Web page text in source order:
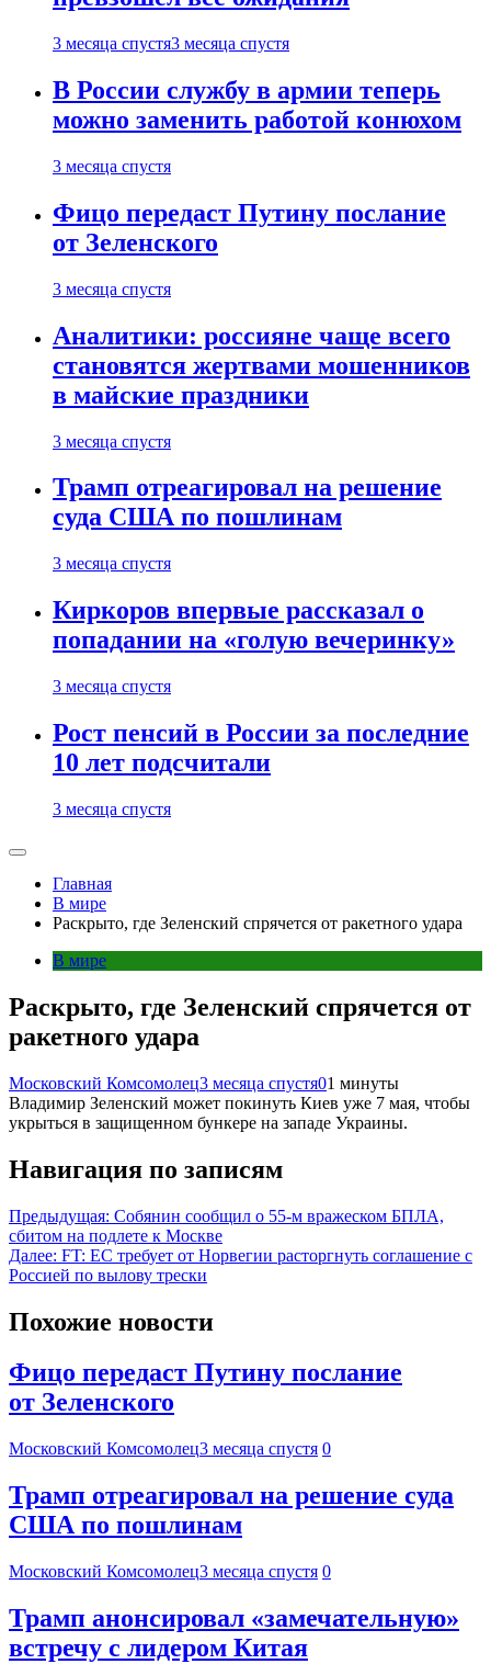
3 месяца спустя3 месяца спустя
В России службу в армии теперь
можно заменить работой конюхом
3 месяца спустя
Фицо передаст Путину послание
от Зеленского
3 месяца спустя
Аналитики: россияне чаще всего
становятся жертвами мошенников
в майские праздники
3 месяца спустя
Трамп отреагировал на решение
суда США по пошлинам
3 месяца спустя
Киркоров впервые рассказал о
попадании на «голую вечеринку»
3 месяца спустя
Рост пенсий в России за последние
10 лет подсчитали
3 месяца спустя
Главная
В мире
Раскрыто, где Зеленский спрячется от ракетного удара
В мире
Раскрыто, где Зеленский спрячется от
ракетного удара
Московский Комсомолец3 месяца спустя01 минуты
Владимир Зеленский может покинуть Киев уже 7 мая, чтобы
укрыться в защищенном бункере на западе Украины.
Навигация по записям
Предыдущая: Собянин сообщил о 55-м вражеском БПЛА,
сбитом на подлете к Москве
Далее: FT: ЕС требует от Норвегии расторгнуть соглашение с
Россией по вылову трески
Похожие новости
Фицо передаст Путину послание
от Зеленского
Московский Комсомолец3 месяца спустя 0
Трамп отреагировал на решение суда
США по пошлинам
Московский Комсомолец3 месяца спустя 0
Трамп анонсировал «замечательную»
встречу с лидером Китая